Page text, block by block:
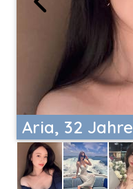
Aria, 32 Jahre